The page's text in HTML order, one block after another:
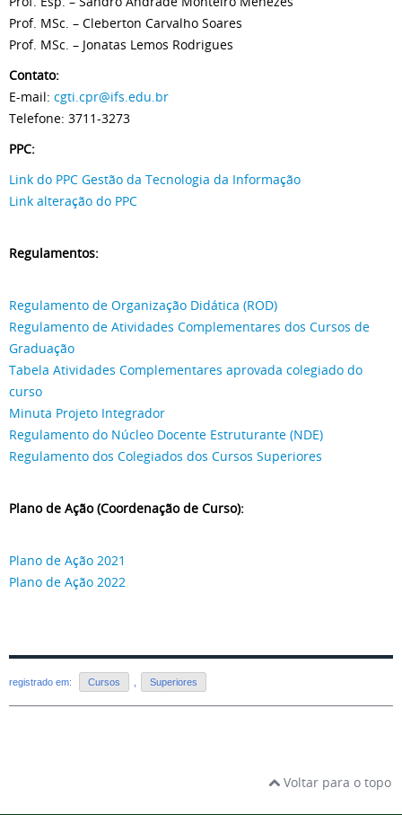
Prof. MSc. – Cleberton Carvalho Soares
Prof. MSc. – Jonatas Lemos Rodrigues
Contato:
E-mail: cgti.cpr@ifs.edu.br
Telefone: 3711-3273
PPC:
Link do PPC Gestão da Tecnologia da Informação
Link alteração do PPC
Regulamentos:
Regulamento de Organização Didática (ROD)
Regulamento de Atividades Complementares dos Cursos de
Graduação
Tabela Atividades Complementares aprovada colegiado do
curso
Minuta Projeto Integrador
Regulamento do Núcleo Docente Estruturante (NDE)
Regulamento dos Colegiados dos Cursos Superiores
Plano de Ação (Coordenação de Curso):
Plano de Ação 2021
Plano de Ação 2022
registrado em: Cursos Superiores
Voltar para o topo